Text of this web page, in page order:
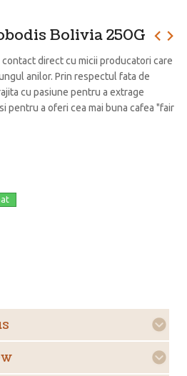
Bolivia 250G
direct cu micii producatori care
anilor. Prin respectul fata de
cu pasiune pentru a extrage
pentru a oferi cea mai buna cafea "fair